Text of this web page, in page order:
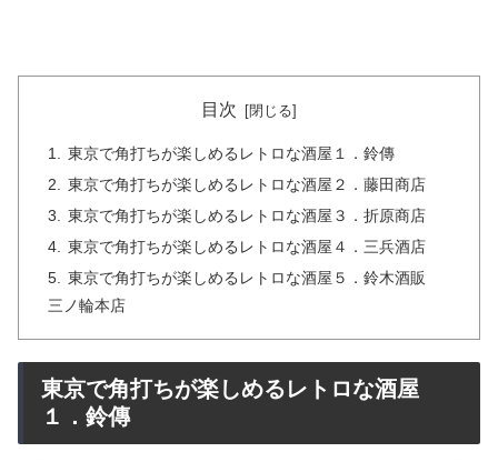
目次
東京で角打ちが楽しめるレトロな酒屋１．鈴傳
東京で角打ちが楽しめるレトロな酒屋２．藤田商店
東京で角打ちが楽しめるレトロな酒屋３．折原商店
東京で角打ちが楽しめるレトロな酒屋４．三兵酒店
東京で角打ちが楽しめるレトロな酒屋５．鈴木酒販
三ノ輪本店
東京で角打ちが楽しめるレトロな酒屋
１．鈴傳